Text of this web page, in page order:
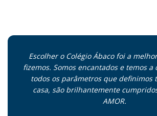
Escolher o Colégio Ábaco foi a
fizemos. Somos encantados e temos a
todos os parâmetros que definimos
casa, são brilhantemente
AMOR.